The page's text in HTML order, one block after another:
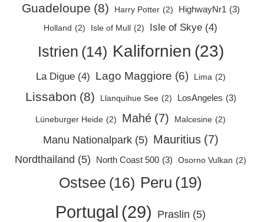
Guadeloupe (8) Harry Potter (2) HighwayNr1 (3)
Holland (2) Isle of Mull (2) Isle of Skye (4)
Istrien (14) Kalifornien (23)
La Digue (4) Lago Maggiore (6) Lima (2)
Lissabon (8) Llanquihue See (2) LosAngeles (3)
Lüneburger Heide (2) Mahé (7) Malcesine (2)
Manu Nationalpark (5) Mauritius (7)
Nordthailand (5) North Coast 500 (3) Osorno Vulkan (2)
Ostsee (16) Peru (19)
Portugal (29) Praslin (5)